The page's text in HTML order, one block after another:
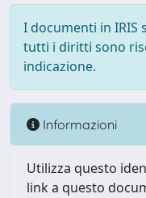
I documenti in
tutti i diritti sono
indicazione.
Informazioni
Utilizza questo
link a questo